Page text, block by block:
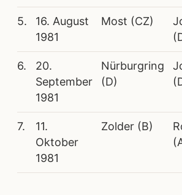
5.
16. August
1981
Most (CZ)
6.
20.
September
1981
Nürburgring
(D)
7.
11.
Oktober
1981
Zolder (B)